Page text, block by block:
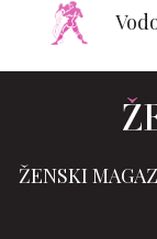
ŽENSKI